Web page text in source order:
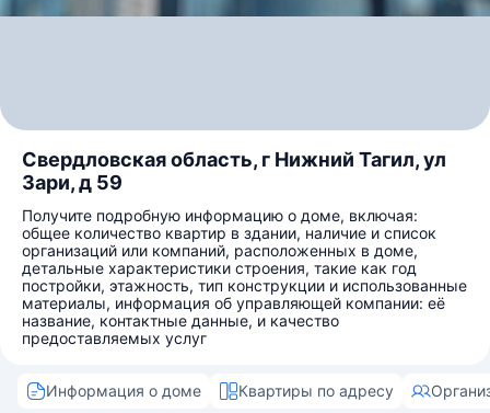
Свердловская область, г Нижний Тагил, ул
Зари, д 59
Получите подробную информацию о доме, включая:
общее количество квартир в здании, наличие и список
организаций или компаний, расположенных в доме,
детальные характеристики строения, такие как год
постройки, этажность, тип конструкции и использованные
материалы, информация об управляющей компании: её
название, контактные данные, и качество
предоставляемых услуг
Информация о доме Квартиры по адресу